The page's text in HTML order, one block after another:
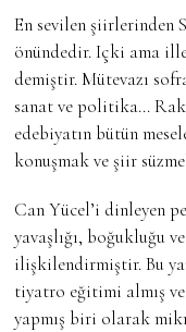
En sevilen şiirlerinden
önündedir. Içki ama ille
demiştir. Mütevazı
sanat ve politika…
edebiyatın bütün
konuşmak ve şiir
Can Yücel’i dinleyen
yavaşlığı, boğukluğu
ilişkilendirmiştir. Bu
tiyatro eğitimi almış
yapmış biri olarak